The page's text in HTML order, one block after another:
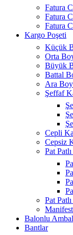
Fatura
Fatura
Fatura
Kargo Poşeti
Küçük
Orta
Büyük
Battal
Ara
Şeffaf
Cepli
Cepsiz
Pat
Pat
Balonlu
Bantlar